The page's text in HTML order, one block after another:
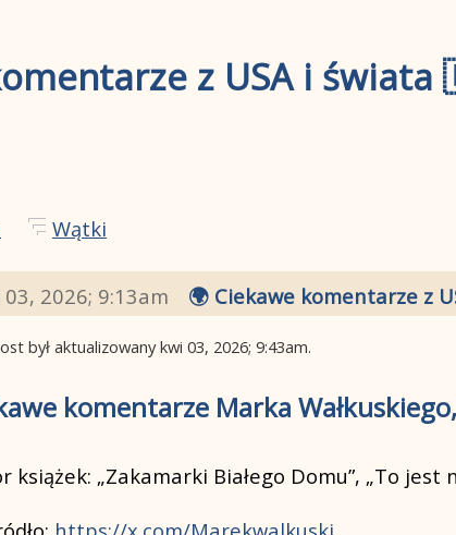
z USA i
Wątki
03, 2026; 9:13am 🌍 Ciekawe komentarze z
był aktualizowanykwi 03, 2026; 9:43am.
komentarze Marka
książek: „Zakamarki Białego Domu”, „To jest